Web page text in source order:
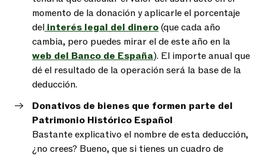
momento de la donación y aplicarle el porcentaje
del interés legal del dinero(que cada año
cambia, pero puedes mirar el de este año en la
web del Banco de España). El importe anual que
dé el resultado de la operación será la base de la
deducción.
Donativos de bienes que formen parte del
Patrimonio Histórico Español
Bastante explicativo el nombre de esta deducción,
¿no crees? Bueno, que si tienes un cuadro de